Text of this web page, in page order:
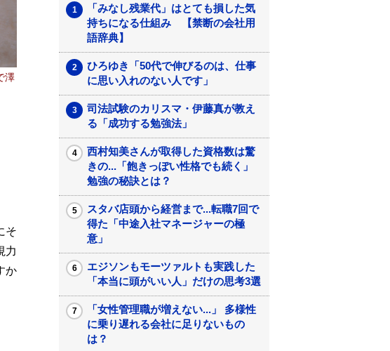
澤
そ
力
か
「みなし残業代」はとても損した気
持ちになる仕組み 【禁断の会社用
語辞典】
ひろゆき「50代で伸びるのは、仕事
に思い入れのない人です」
司法試験のカリスマ・伊藤真が教え
る「成功する勉強法」
西村知美さんが取得した資格数は驚
きの...「飽きっぽい性格でも続く」
勉強の秘訣とは？
スタバ店頭から経営まで...転職7回で
得た「中途入社マネージャーの極
意」
エジソンもモーツァルトも実践した
「本当に頭がいい人」だけの思考3選
「女性管理職が増えない...」 多様性
に乗り遅れる会社に足りないもの
は？